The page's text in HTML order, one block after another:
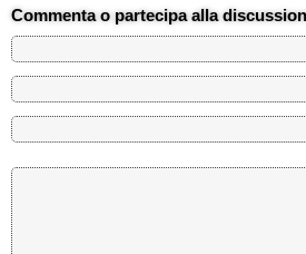
Commenta o partecipa alla